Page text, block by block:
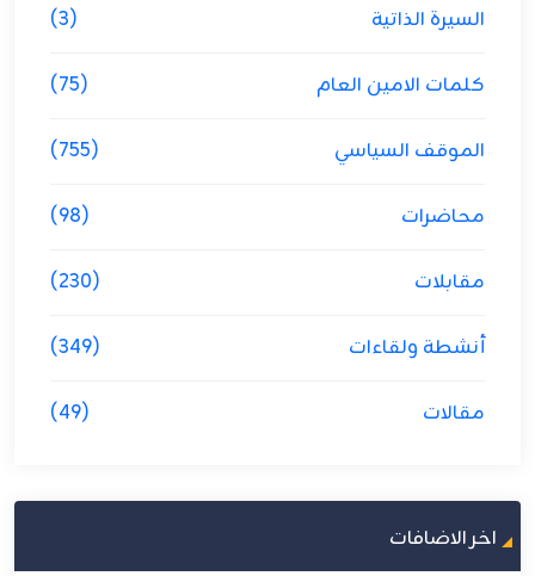
السيرة الذاتية (3)
كلمات الامين العام (75)
الموقف السياسي (755)
محاضرات (98)
مقابلات (230)
أنشطة ولقاءات (349)
مقالات (49)
اخر الاضافات